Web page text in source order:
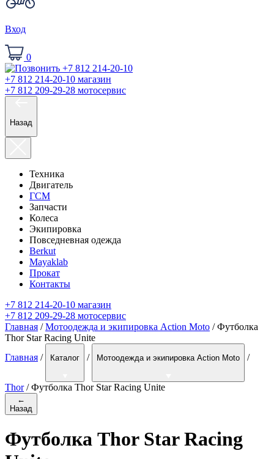
Вход
0
+7 812 214-20-10 магазин
+7 812 209-29-28 мотосервис
Назад
Техника
Двигатель
ГСМ
Запчасти
Колеса
Экипировка
Повседневная одежда
Berkut
Mayaklab
Прокат
Контакты
+7 812 214-20-10 магазин
+7 812 209-29-28 мотосервис
Главная /Мотоодежда и экипировка Action Moto / Футболка
Thor Star Racing Unite
Главная / Каталог / Мотоодежда и экипировка Action Moto /
Thor / Футболка Thor Star Racing Unite
←
Назад
Футболка Thor Star Racing